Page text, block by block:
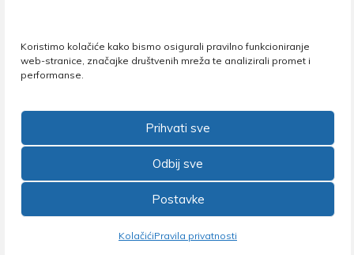
Koristimo kolačiće kako bismo osigurali pravilno funkcioniranje
web-stranice, značajke društvenih mreža te analizirali promet i
performanse.
Prihvati sve
Odbij sve
Postavke
KolačićiPravila privatnosti
Nezavisni sindikat znanosti i visokog
obrazovanja
Zagreb •Tel: +385 1 4847 337 •Email: uprava@nsz.hr
©2026 Nezavisni sindikat znanosti i visokog obrazovanja